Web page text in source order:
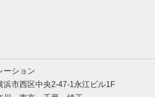
ーション
浜市西区中央2-47-1永江ビル1F